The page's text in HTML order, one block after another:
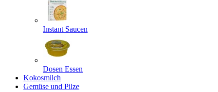
Instant Saucen
Dosen Essen
Kokosmilch
Gemüse und Pilze